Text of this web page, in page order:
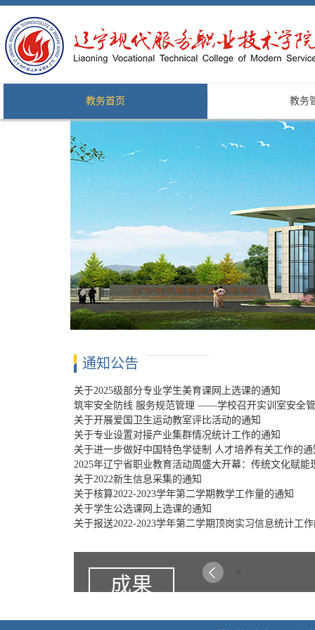
教务首页 教务
通知公告
关于2025级部分专业学生美育课网上选课的通知
筑牢安全防线 服务规范管理 ——学校召开实训室安全
关于开展爱国卫生运动教室评比活动的通知
关于专业设置对接产业集群情况统计工作的通知
关于进一步做好中国特色学徒制 人才培养有关工作的通
2025年辽宁省职业教育活动周盛大开幕：传统文化赋
关于2022新生信息采集的通知
关于核算2022-2023学年第二学期教学工作量的通知
关于学生公选课网上选课的通知
关于报送2022-2023学年第二学期顶岗实习信息统计工
成果
交流
>